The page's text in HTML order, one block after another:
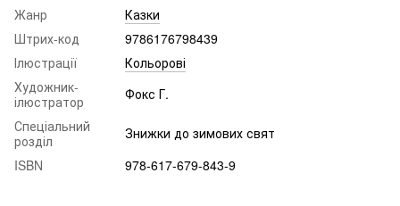
Жанр
Казки
Штрих-код
9786176798439
Ілюстрації
Кольорові
Художник-
ілюстратор
Фокс Г.
Спеціальний
розділ
Знижки до зимових свят
ISBN
978-617-679-843-9